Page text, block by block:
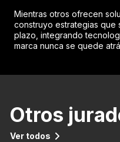
Mientras otros ofrecen
construyo estrategias que
plazo, integrando
marca nunca se quede
Otros
Ver todos